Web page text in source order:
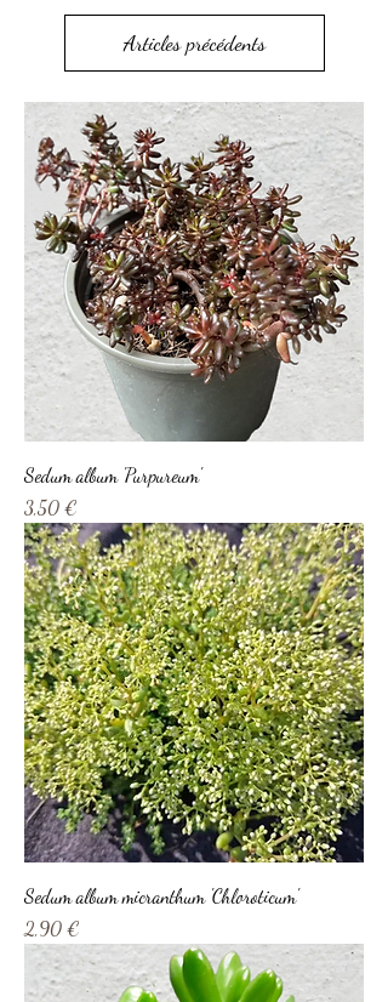
Articles précédents
Sedum album 'Purpureum'
Prix
3,50 €
Sedum album micranthum 'Chloroticum'
Prix
2,90 €